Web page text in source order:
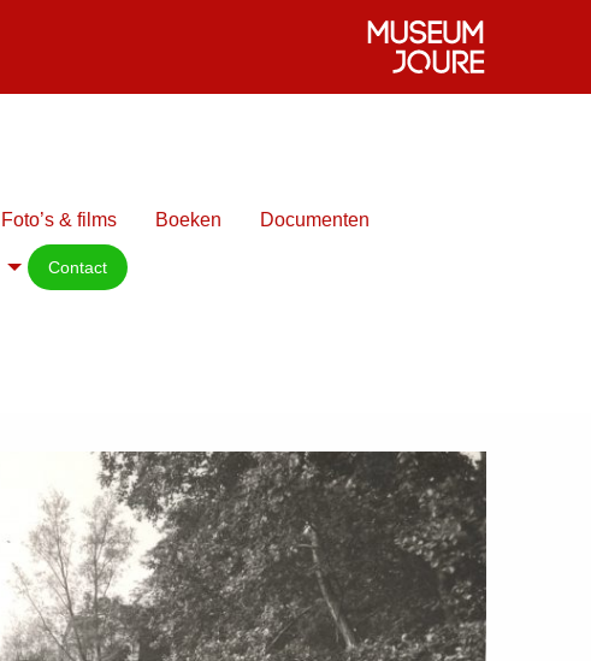
Foto’s & films Boeken Documenten
Contact